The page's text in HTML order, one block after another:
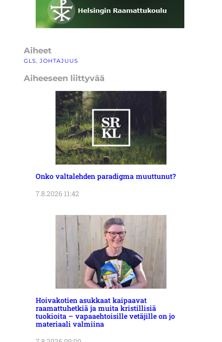
Aiheet
GLS, JOHTAJUUS
Aiheeseen liittyvää
Onko valtalehden paradigma muuttunut?
7.8.2026 11:42
Hoivakotien asukkaat kaipaavat
raamattuhetkiä ja muita kristillisiä
tuokioita – vapaaehtoisille vetäjille on jo
materiaali valmiina